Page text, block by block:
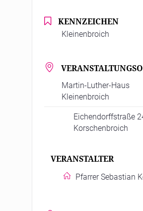
KENNZEICHEN
Kleinenbroich
Martin-Luther-Haus
Kleinenbroich
Eichendorffstraße
Korschenbroich
VERANSTALTER
Pfarrer Sebastian